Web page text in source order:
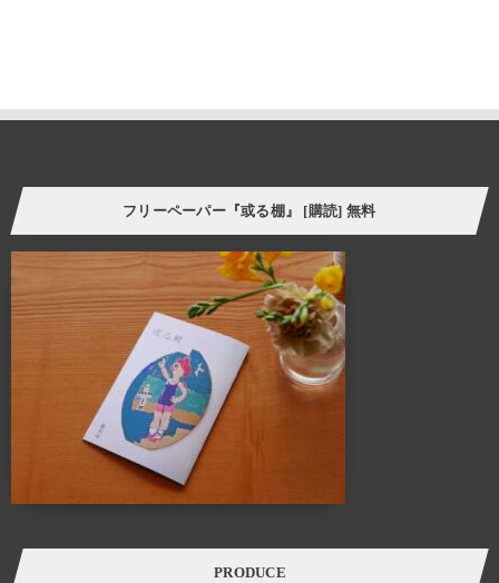
様々なケーススタディーを自分に置き換えてリアルに感じさせてくれる
スペース、ALTANA（アルタナ）が誕生しました。
ALTANA（アルタナ）の名前の由来は、「或る棚」。
杓子定規の特定の棚ではなく、家の中に誰しもが持つ
「或るひとつの棚」を指し、同時に様々な可能性を
持つオルタナティブな空間であることも意味します。
このスペースに無数に存在する「棚」を活用し、カタチを変えながら様々な
ケーススタディーでライフスタイルの提案を展開していきます。
カフェ・ランチ・本・音楽・ギャラリー・ワークショップ・家具・インテリア・建
フリーペーパー『或る棚』 [購読] 無料
PRODUCE